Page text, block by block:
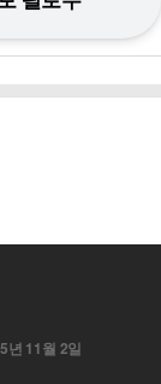
년 11월 2일